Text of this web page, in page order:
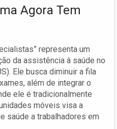
Agora Tem
representa um
da assistência à saúde no
Ele busca diminuir a fila
além de integrar o
ele é tradicionalmente
móveis visa a
saúde a trabalhadores em